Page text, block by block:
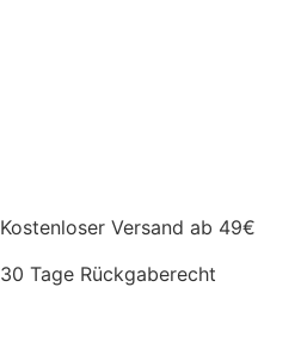
Kostenloser Versand ab 49€
30 Tage Rückgaberecht